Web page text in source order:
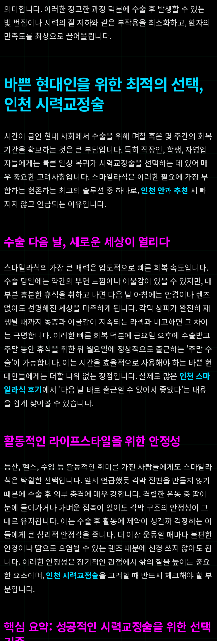
의미합니다. 이러한 정교한 과정 덕분에 수술 후 발생할 수 있는
빛 번짐이나 시력의 질 저하와 같은 부작용을 최소화하고, 환자의
만족도를 최상으로 끌어올립니다.
바쁜 현대인을 위한 최적의 선택,
인천 시력교정술
시간이 금인 현대 사회에서 수술을 위해 며칠 혹은 몇 주간의 회복
기간을 확보하는 것은 큰 부담입니다. 특히 직장인, 학생, 자영업
자들에게는 빠른 일상 복귀가 시력교정술을 선택하는 데 있어 매
우 중요한 고려사항입니다. 스마일라식은 이러한 필요에 가장 부
합하는 현존하는 최고의 솔루션 중 하나로, 인천 안과 추천 시 빠
지지 않고 언급되는 이유입니다.
수술 다음 날, 새로운 세상이 열리다
스마일라식의 가장 큰 매력은 압도적으로 빠른 회복 속도입니다.
수술 당일에는 약간의 뿌연 느낌이나 이물감이 있을 수 있지만, 대
부분 충분한 휴식을 취하고 나면 다음 날 아침에는 안경이나 렌즈
없이도 선명해진 세상을 마주하게 됩니다. 각막 상피가 완전히 재
생될 때까지 통증과 이물감이 지속되는 라섹과 비교하면 그 차이
는 극명합니다. 이러한 빠른 회복 덕분에 금요일 오후에 수술받고
주말 동안 휴식을 취한 뒤 월요일에 정상적으로 출근하는 '주말 수
술'이 가능합니다. 이는 시간을 효율적으로 사용해야 하는 바쁜 현
대인들에게는 더할 나위 없는 장점입니다. 실제로 많은 인천 스마
일라식 후기에서 '다음 날 바로 출근할 수 있어서 좋았다'는 내용
을 쉽게 찾아볼 수 있습니다.
활동적인 라이프스타일을 위한 안정성
등산, 헬스, 수영 등 활동적인 취미를 가진 사람들에게도 스마일라
식은 탁월한 선택입니다. 앞서 언급했듯 각막 절편을 만들지 않기
때문에 수술 후 외부 충격에 매우 강합니다. 격렬한 운동 중 땀이
눈에 들어가거나 가벼운 접촉이 있어도 각막 구조의 안정성이 그
대로 유지됩니다. 이는 수술 후 활동에 제약이 생길까 걱정하는 이
들에게 큰 심리적 안정감을 줍니다. 더 이상 운동할 때마다 불편한
안경이나 땀으로 오염될 수 있는 렌즈 때문에 신경 쓰지 않아도 됩
니다. 이러한 안정성은 장기적인 관점에서 삶의 질을 높이는 중요
한 요소이며, 인천 시력교정술을 고려할 때 반드시 체크해야 할 부
분입니다.
핵심 요약: 성공적인 시력교정술을 위한 선택